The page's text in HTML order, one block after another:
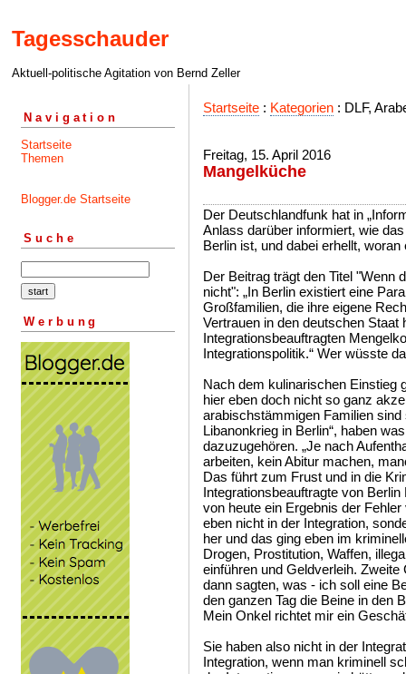
Tagesschauder
Aktuell-politische Agitation von Bernd Zeller
Navigation
Startseite
Themen
Blogger.de Startseite
Suche
Werbung
Startseite : Kategorien : DLF,
Freitag, 15. April 2016
Mangelküche
Der Deutschlandfunk hat in
Anlass darüber informiert, wie
Berlin ist, und dabei erhellt, woran
Der Beitrag trägt den Titel "Wenn
nicht": „In Berlin existiert eine
Großfamilien, die ihre eigene
Vertrauen in den deutschen Staat
Integrationsbeauftragten
Integrationspolitik.“ Wer wüsste
Nach dem kulinarischen Einstieg
hier eben doch nicht so ganz
arabischstämmigen Familien
Libanonkrieg in Berlin“, haben
dazuzugehören. „Je nach
arbeiten, kein Abitur machen,
Das führt zum Frust und in die
Integrationsbeauftragte von
von heute ein Ergebnis der
eben nicht in der Integration,
her und das ging eben im
Drogen, Prostitution, Waffen,
einführen und Geldverleih.
dann sagten, was - ich soll eine
den ganzen Tag die Beine in den
Mein Onkel richtet mir ein
Sie haben also nicht in der
Integration, wenn man kriminell